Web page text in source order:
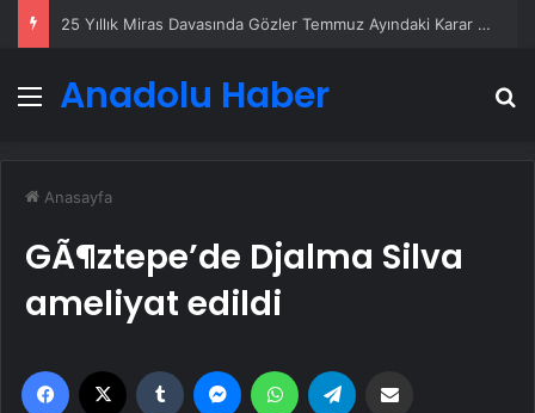
25 Yıllık Miras Davasında Gözler Temmuz Ayındaki Karar Duruşmasına Çevrildi
Menü
Anadolu Haber
Anasayfa
GÃ¶ztepe’de Djalma Silva
ameliyat edildi
Facebook Tumblr MessengerWhatsApp